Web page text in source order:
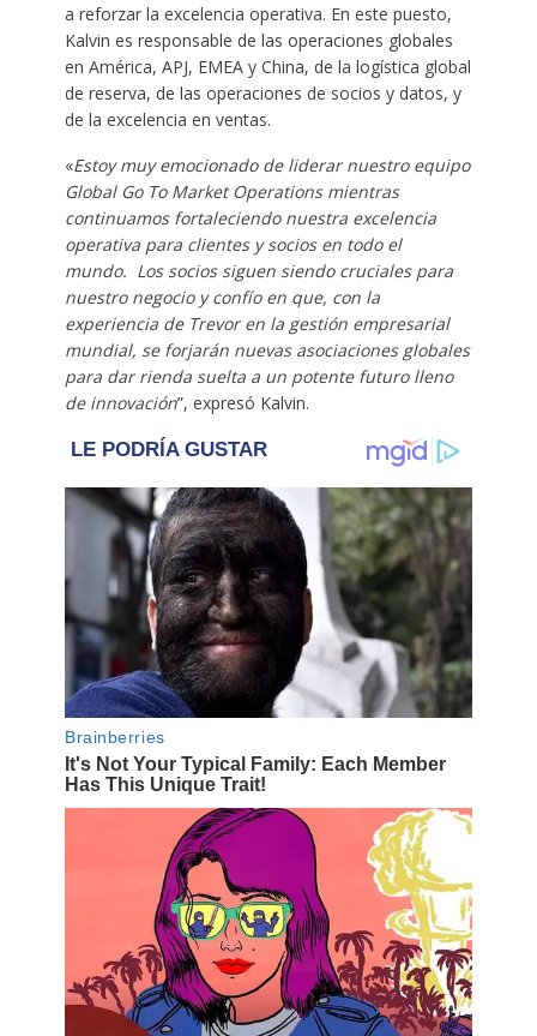
a reforzar la excelencia operativa. En este puesto,
Kalvin es responsable de las operaciones globales
en América, APJ, EMEA y China, de la logística global
de reserva, de las operaciones de socios y datos, y
de la excelencia en ventas.
«Estoy muy emocionado de liderar nuestro equipo
Global Go To Market Operations mientras
continuamos fortaleciendo nuestra excelencia
operativa para clientes y socios en todo el
mundo. Los socios siguen siendo cruciales para
nuestro negocio y confío en que, con la
experiencia de Trevor en la gestión empresarial
mundial, se forjarán nuevas asociaciones globales
para dar rienda suelta a un potente futuro lleno
de innovación”, expresó Kalvin.